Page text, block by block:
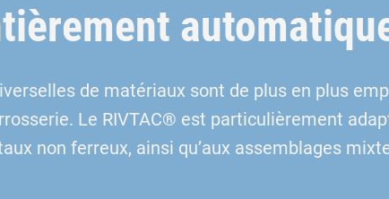
de matériaux sont de plus en plus
Le RIVTAC® est particulièrement
non ferreux, ainsi qu’aux assemblages